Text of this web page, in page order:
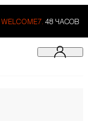
WELCOME7. 48 ЧАСОВ